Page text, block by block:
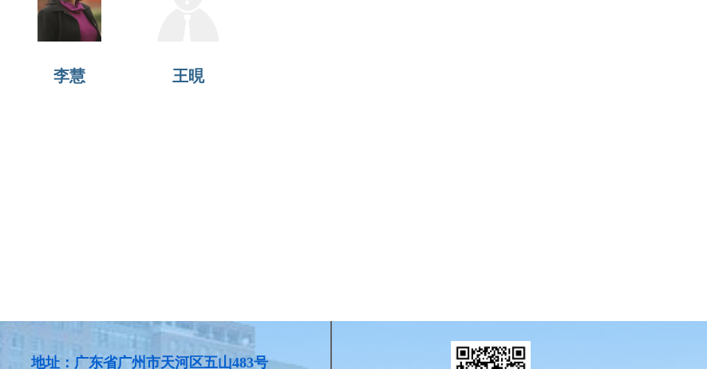
李慧 王晛
地址：广东省广州市天河区五山483号